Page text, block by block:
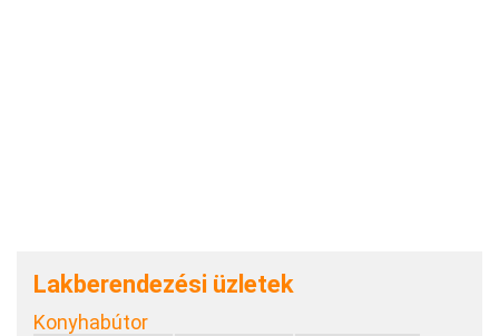
Lakberendezési üzletek
Konyhabútor